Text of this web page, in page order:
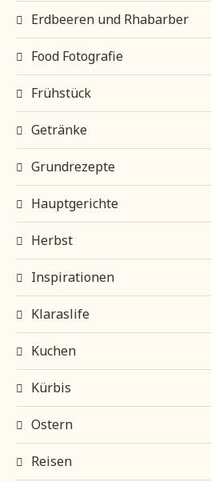
Erdbeeren und Rhabarber
Food Fotografie
Frühstück
Getränke
Grundrezepte
Hauptgerichte
Herbst
Inspirationen
Klaraslife
Kuchen
Kürbis
Ostern
Reisen